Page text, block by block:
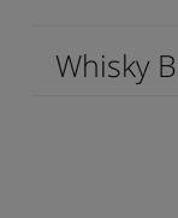
Whisky